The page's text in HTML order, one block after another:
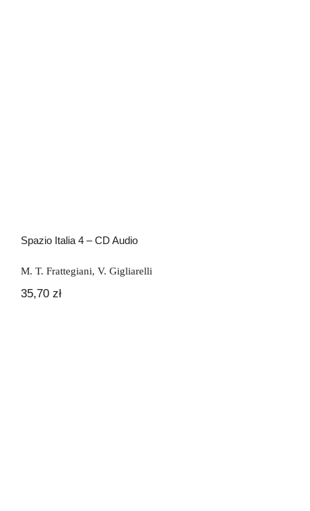
Spazio Italia 4 – CD Audio
M. T. Frattegiani, V. Gigliarelli
35,70 zł